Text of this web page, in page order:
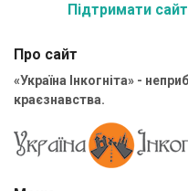
Підтримати сайт
Про сайт
«Україна Інкогніта» -
краєзнавства.